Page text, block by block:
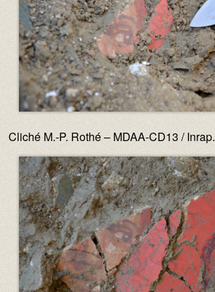
Cliché M.-P. Rothé – MDAA-CD13 / Inrap.
Image :